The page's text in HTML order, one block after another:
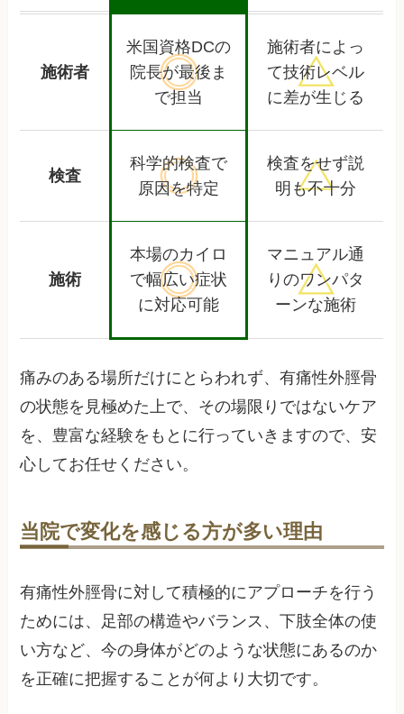
施術者
米国資格DCの
院長が最後ま
で担当
施術者によっ
て技術レベル
に差が生じる
検査
科学的検査で
原因を特定
検査をせず説
明も不十分
施術
本場のカイロ
で幅広い症状
に対応可能
マニュアル通
りのワンパタ
ーンな施術
痛みのある場所だけにとらわれず、有痛性外脛骨
の状態を見極めた上で、その場限りではないケア
を、豊富な経験をもとに行っていきますので、安
心してお任せください。
当院で変化を感じる方が多い理由
有痛性外脛骨に対して積極的にアプローチを行う
ためには、足部の構造やバランス、下肢全体の使
い方など、今の身体がどのような状態にあるのか
を正確に把握することが何より大切です。